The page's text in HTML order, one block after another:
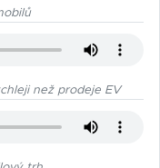
než prodeje EV